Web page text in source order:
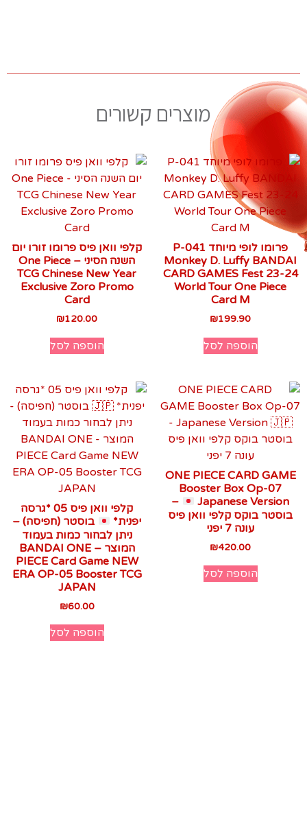
מוצרים קשורים
פרומו לופי מיוחד P-041
Monkey D. Luffy BANDAI
CARD GAMES Fest 23-24
World Tour One Piece
Card M
₪199.90
הוספה לסל
קלפי וואן פיס פרומו זורו יום
השנה הסיני – One Piece
TCG Chinese New Year
Exclusive Zoro Promo
Card
₪120.00
הוספה לסל
ONE PIECE CARD GAME
Booster Box Op-07
Japanese Version
–
בוסטר בוקס קלפי וואן פיס
עונה 7 יפני
₪420.00
הוספה לסל
קלפי וואן פיס 05 *גרסה
יפנית*
בוסטר (חפיסה) –
ניתן לבחור כמות בעמוד
המוצר – BANDAI ONE
PIECE Card Game NEW
ERA OP-05 Booster TCG
JAPAN
₪60.00
הוספה לסל